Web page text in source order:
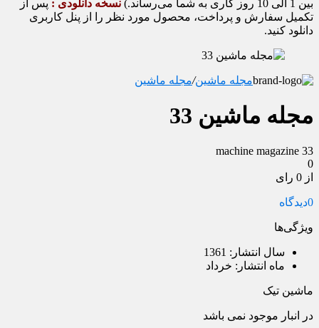
بین 1 الی 10 روز کاری به شما می‌رساند.)
نسخه دانلودی : پس از
تکمیل سفارش و پرداخت، محصول مورد نظر را از پنل کاربری
دانلود کنید.
مجله ماشین/مجله ماشین
مجله ماشین 33
machine magazine 33
0
از 0 رای
0دیدگاه
ویژگی‌ها
سال انتشار: 1361
ماه انتشار: خرداد
ماشین تیک
در انبار موجود نمی باشد